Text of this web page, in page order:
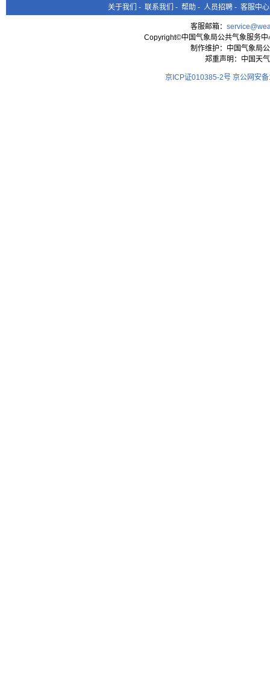
关于我们 - 联系我们 - 帮助 - 人员招聘 - 客服中心
客服邮箱：
Copyright©中国气象局公共气象服务
制作维护：中国气象局
郑重声明：中国天
京ICP证010385-2号 京公网安